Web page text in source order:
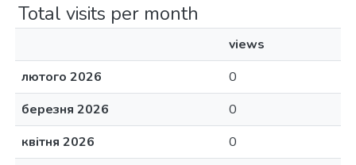
Total visits per month
views
лютого 2026
0
березня 2026
0
квітня 2026
0